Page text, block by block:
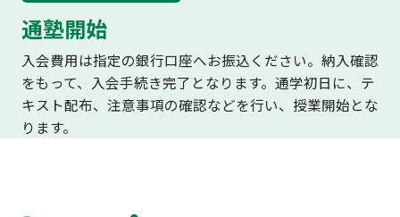
通塾開始
入会費用は指定の銀行口座へお振込ください。納入確認
をもって、入会手続き完了となります。通学初日に、テ
キスト配布、注意事項の確認などを行い、授業開始とな
ります。